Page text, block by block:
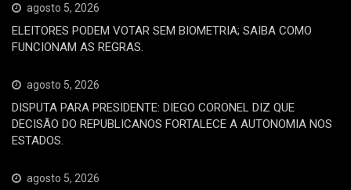
agosto 5, 2026
ELEITORES PODEM VOTAR SEM BIOMETRIA; SAIBA COMO
FUNCIONAM AS REGRAS.
agosto 5, 2026
DISPUTA PARA PRESIDENTE: DIEGO CORONEL DIZ QUE
DECISÃO DO REPUBLICANOS FORTALECE A AUTONOMIA NOS
ESTADOS.
agosto 5, 2026